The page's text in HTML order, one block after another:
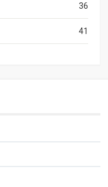
36
41